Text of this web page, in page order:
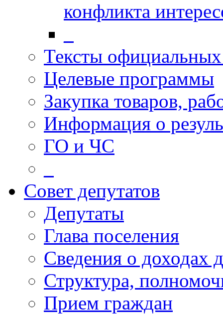
конфликта
Тексты
Целевые программы
Закупка товаров,
Информация о
ГО и ЧС
Совет депутатов
Депутаты
Глава поселения
Сведения о доходах
Структура,
Прием граждан